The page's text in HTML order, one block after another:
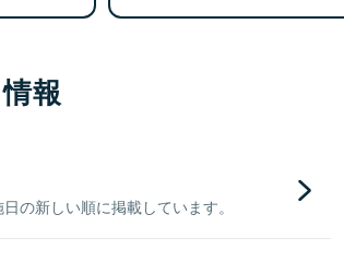
報
の新しい順に掲載しています。